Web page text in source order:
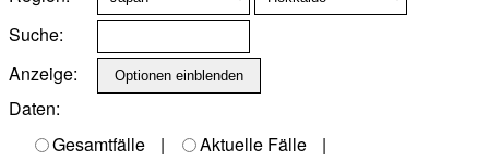
Suche:
Anzeige:
Daten:
Gesamtfälle
| Aktuelle Fälle
|